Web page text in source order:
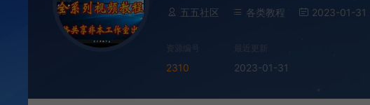
五五社区 各类教程 2023-01-31
资源编号
2310 2023-01-31